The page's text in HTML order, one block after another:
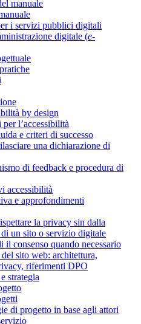
manuale
i servizi pubblici digitali
digitale (e-
by design
l’accessibilità
e criteri di successo
una dichiarazione di
di feedback e procedura di
accessibilità
e approfondimenti
la privacy sin dalla
un sito o servizio digitale
il consenso quando necessario
sito web: architettura,
riferimenti DPO
strategia
di progetto in base agli attori